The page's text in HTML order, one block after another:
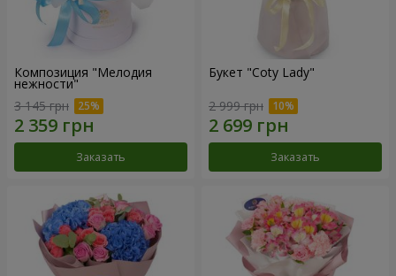
Композиция "Мелодия
нежности"
3 145 грн
Заказать
Букет "Coty Lady"
2 999 грн
Заказать